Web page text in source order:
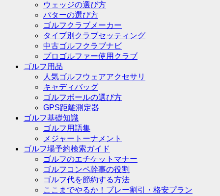
ウェッジの選び方
パターの選び方
ゴルフクラブメーカー
タイプ別クラブセッティング
中古ゴルフクラブナビ
プロゴルファー使用クラブ
ゴルフ用品
人気ゴルフウェアアクセサリ
キャディバッグ
ゴルフボールの選び方
GPS距離測定器
ゴルフ基礎知識
ゴルフ用語集
メジャートーナメント
ゴルフ場予約検索ガイド
ゴルフのエチケットマナー
ゴルフコンペ幹事の役割
ゴルフ代を節約する方法
ここまでやるか！プレー割引・格安プラン